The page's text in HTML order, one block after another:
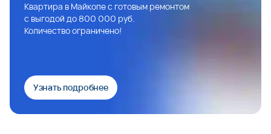
Квартира в Майкопе с готовым ремонтом
с выгодой до 800 000 руб.
Количество ограничено!
Узнать подробнее